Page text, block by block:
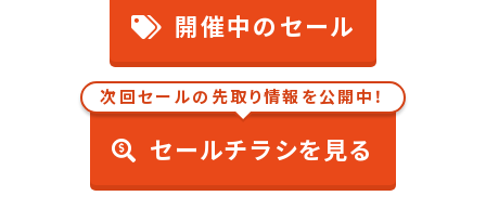
開催中のセール
次回セールの先取り情報を公開中！
セールチラシを見る